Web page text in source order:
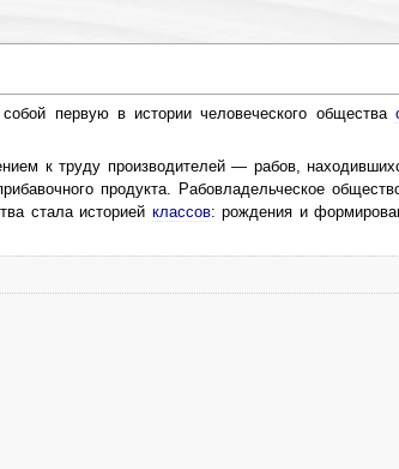
первую в истории человеческого общества
к труду производителей — рабов,
продукта. Рабовладельческое
стала историей классов: рождения и